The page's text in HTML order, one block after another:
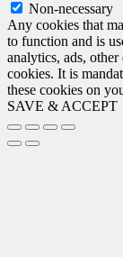
Non-necessary
Any cookies that
to function and is
analytics, ads, other
cookies. It is
these cookies on
SAVE & ACCEPT